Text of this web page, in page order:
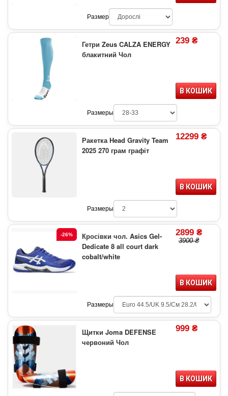
Размер
Гетри Zeus CALZA ENERGY
блакитний Чол
239 ₴
В КОШИК
Размеры
Ракетка Head Gravity Team
2025 270 грам графіт
12299 ₴
В КОШИК
Размеры
-26%
Кросівки чол. Asics Gel-
Dedicate 8 all court dark
cobalt/white
2899 ₴
3900 ₴
В КОШИК
Размеры
Щитки Joma DEFENSE
червоний Чол
999 ₴
В КОШИК